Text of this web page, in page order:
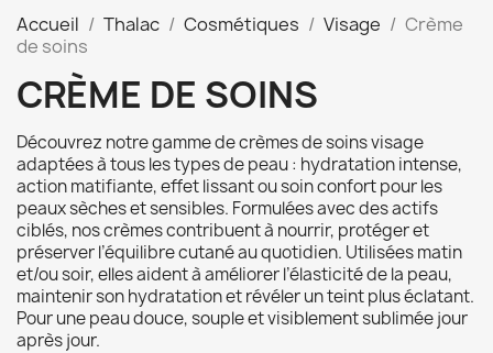
Accueil Thalac Cosmétiques Visage
Crème
de soins
CRÈME DE SOINS
Découvrez notre gamme de crèmes de soins visage
adaptées à tous les types de peau : hydratation intense,
action matifiante, effet lissant ou soin confort pour les
peaux sèches et sensibles. Formulées avec des actifs
ciblés, nos crèmes contribuent à nourrir, protéger et
préserver l’équilibre cutané au quotidien. Utilisées matin
et/ou soir, elles aident à améliorer l’élasticité de la peau,
maintenir son hydratation et révéler un teint plus éclatant.
Pour une peau douce, souple et visiblement sublimée jour
après jour.